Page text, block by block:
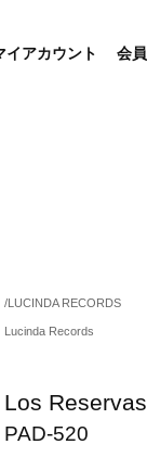
イアカウント 会
/LUCINDA RECORDS
Lucinda Records
Los
PAD-520